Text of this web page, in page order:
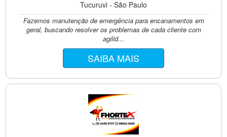
Tucuruvi - São Paulo
Fazemos manutenção de emergência para encanamentos em
geral, buscando resolver os problemas de cada cliente com
agilid...
SAIBA MAIS